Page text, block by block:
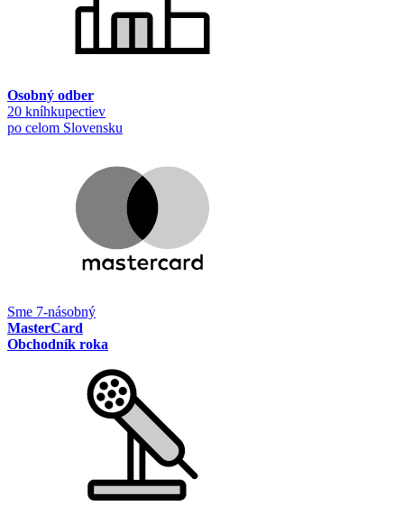
Osobný odber
20 kníhkupectiev
po celom Slovensku
Sme 7-násobný
MasterCard
Obchodník roka